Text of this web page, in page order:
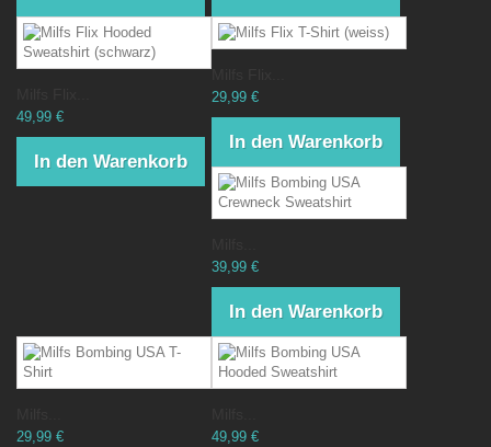
49,99 €
In den Warenkorb
29,99 €
In den Warenkorb
39,99 €
In den Warenkorb
29,99 € 49,99 €